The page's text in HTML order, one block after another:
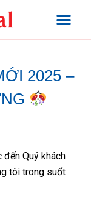
2025 –
Quý khách
tôi trong suốt